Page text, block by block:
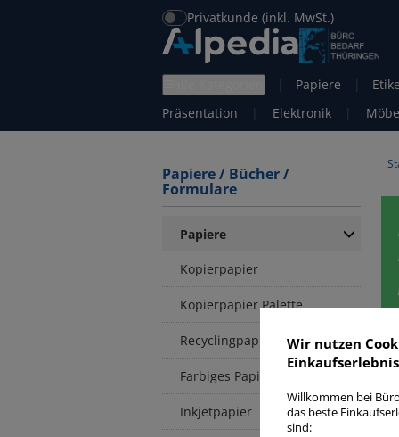
Privatkunde (inkl. MwSt.)
| Papiere |
Präsentation
| Elektronik |
Papiere / Bücher /
Formulare
Papiere
Kopierpapier
Kopierpapier Palette
Recyclingpapier
Farbiges Papier
Inkjetpapier
Wir nutzen
Willkommen bei
das beste
sind: